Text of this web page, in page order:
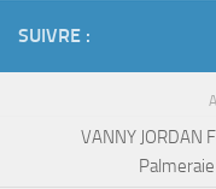
SUIVRE :
VANNY JORDAN